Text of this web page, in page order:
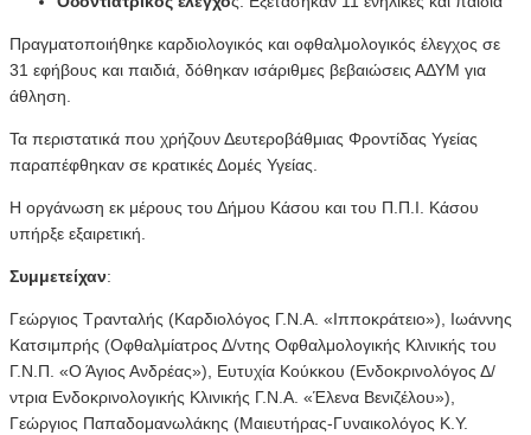
Πραγματοποιήθηκε καρδιολογικός και οφθαλμολογικός έλεγχος σε
31 εφήβους και παιδιά, δόθηκαν ισάριθμες βεβαιώσεις ΑΔΥΜ για
άθληση.
Τα περιστατικά που χρήζουν Δευτεροβάθμιας Φροντίδας Υγείας
παραπέφθηκαν σε κρατικές Δομές Υγείας.
Η οργάνωση εκ μέρους του Δήμου Κάσου και του Π.Π.Ι. Κάσου
υπήρξε εξαιρετική.
Συμμετείχαν:
Γεώργιος Τρανταλής (Καρδιολόγος Γ.Ν.Α. «Ιπποκράτειο»), Ιωάννης
Κατσιμπρής (Οφθαλμίατρος Δ/ντης Οφθαλμολογικής Κλινικής του
Γ.Ν.Π. «Ο Άγιος Ανδρέας»), Ευτυχία Κούκκου (Ενδοκρινολόγος Δ/
ντρια Ενδοκρινολογικής Κλινικής Γ.Ν.Α. «Έλενα Βενιζέλου»),
Γεώργιος Παπαδομανωλάκης (Μαιευτήρας-Γυναικολόγος Κ.Υ.